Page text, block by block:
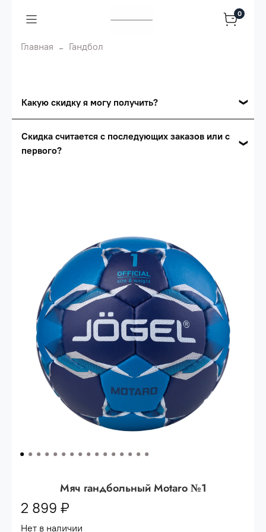
0
Главная Гандбол
Какую скидку я могу получить?
Сумма скидки зависит от стоимости вашего
сумма всех заказов за 6 месяцев -
30.000 рублей.
Опт 3 (33%)- сумма всех заказов за 6 месяцев
80.000 рублей
Опт 2(36%) - сумма всех заказов за 6 месяцев
200.000 рублей.
Опт 1(38%) -сумма всех заказов за 6 месяцев -
400.000 рублей.
Скидка считается с последующих заказов или с
первого?
Мяч гандбольный Motaro №1
2 899 ₽
Нет в наличии